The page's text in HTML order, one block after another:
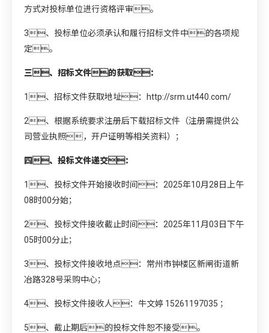
方式对投标单位进行资格评审。
3、投标单位必须承认和履行招标文件中的各项规
定。
三、招标文件的获取：
1、招标文件获取地址：http://srm.ut440.com/
2、根据系统要求注册后下载招标文件（注册需提供公
司营业执照，开户证明等相关资料）；
四、投标文件递交：
1、投标文件开始接收时间：2025年10月28日上午
08时00分始；
2、投标文件接收截止时间：2025年11月03日下午
05时00分止；
3、投标文件接收地点：常州市钟楼区新闸街道新
冶路328号采购中心；
4、投标文件接收人：牛文婷 15261197035 ；
5、截止期后的投标文件恕不接受。